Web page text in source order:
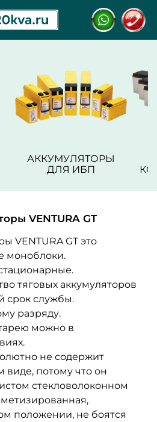
АККУМУЛЯТОРЫ
ДЛЯ ИБП
VENTURA GT
VENTURA GT это
моноблоки.
тяговых аккумуляторов
срок службы.
разряду.
можно в
не содержит
виде, потому что он
стекловолоконном
положении, не боятся